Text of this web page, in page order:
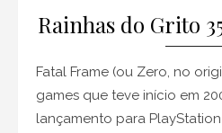
Rainhas do Grito
Fatal Frame (ou Zero, no
games que teve início em
lançamento para PlayStation